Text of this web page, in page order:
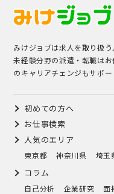
みけジョブは求人を取り扱う
未経験分野の派遣・転職は
のキャリアチェンジもサポー
初めての方へ
お仕事検索
人気のエリア
東京都 神奈川県 埼玉
コラム
自己分析 企業研究 面